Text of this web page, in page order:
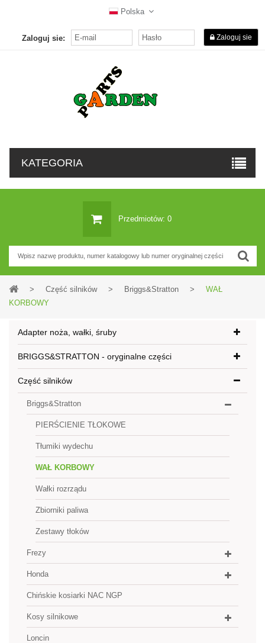
Polska
Zaloguj sie: Zaloguj sie
KATEGORIA
Przedmiotów: 0
> Część silników > Briggs&Stratton >
WAŁ
KORBOWY
Adapter noża, wałki, śruby
BRIGGS&STRATTON - oryginalne części
Część silników
Briggs&Stratton
PIERŚCIENIE TŁOKOWE
Tłumiki wydechu
WAŁ KORBOWY
Wałki rozrządu
Zbiorniki paliwa
Zestawy tłoków
Frezy
Honda
Chińskie kosiarki NAC NGP
Kosy silnikowe
Loncin